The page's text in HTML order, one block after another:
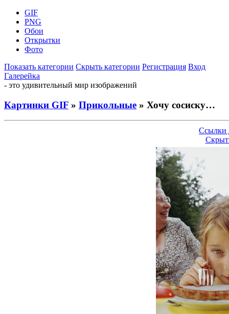
GIF
PNG
Обои
Открытки
Фото
Показать категории Скрыть категории Регистрация Вход
Галерейка
- это удивительный мир изображений
Картинки GIF » Прикольные » Хочу сосиску…
Ссылки